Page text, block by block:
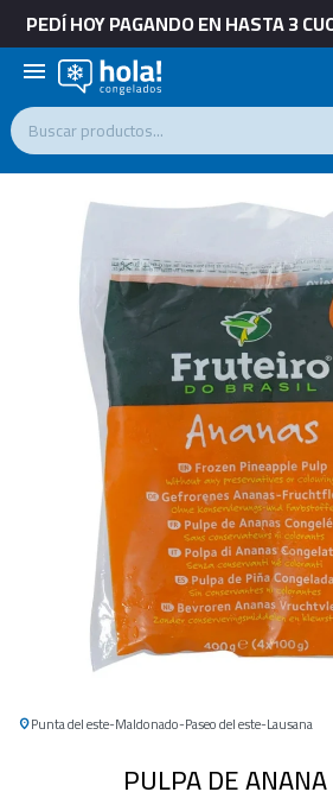
PEDÍ HOY PAGANDO EN HASTA 3
menu
Punta del este Maldonado Paseo del este Lausana
PULPA DE